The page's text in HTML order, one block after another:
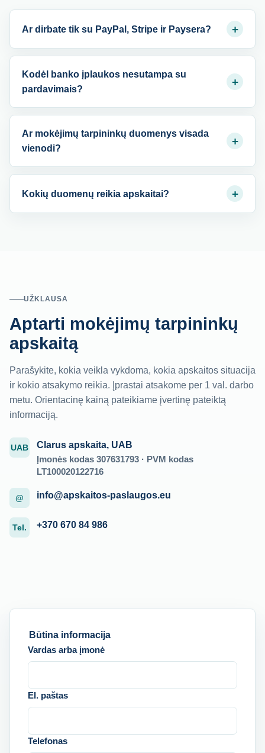
Ar dirbate tik su PayPal, Stripe ir Paysera? +
Kodėl banko įplaukos nesutampa su
pardavimais?
+
Ar mokėjimų tarpininkų duomenys visada
vienodi?
+
Kokių duomenų reikia apskaitai? +
UŽKLAUSA
Aptarti mokėjimų tarpininkų
apskaitą
Parašykite, kokia veikla vykdoma, kokia apskaitos situacija
ir kokio atsakymo reikia. Įprastai atsakome per 1 val. darbo
metu. Orientacinę kainą pateikiame įvertinę pateiktą
informaciją.
UAB Clarus apskaita, UAB
Įmonės kodas 307631793 · PVM kodas
LT100020122716
@ info@apskaitos-paslaugos.eu
Tel. +370 670 84 986
Būtina informacija
Vardas arba įmonė
El. paštas
Telefonas